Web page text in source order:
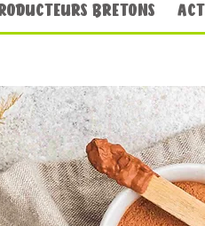
BRETONS